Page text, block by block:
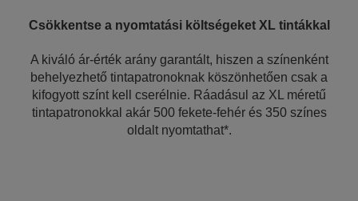
Csökkentse a nyomtatási költségeket XL tintákkal
A kiváló ár-érték arány garantált, hiszen a színenként
behelyezhető tintapatronoknak köszönhetően csak a
kifogyott színt kell cserélnie. Ráadásul az XL méretű
tintapatronokkal akár 500 fekete-fehér és 350 színes
oldalt nyomtathat*.